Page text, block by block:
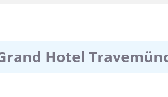
Hotel